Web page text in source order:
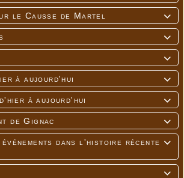

le Causse de Martel



à aujourd'hui

à aujourd'hui

de Gignac

dans l'histoire récente
